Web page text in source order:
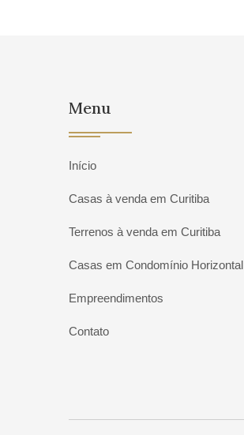
Menu
Início
Casas à venda em Curitiba
Terrenos à venda em Curitiba
Casas em Condomínio Horizontal
Empreendimentos
Contato